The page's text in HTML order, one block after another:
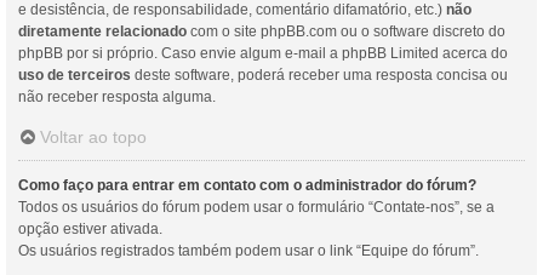
e desistência, de responsabilidade, comentário difamatório, etc.) não
diretamente relacionado com o site phpBB.com ou o software discreto do
phpBB por si próprio. Caso envie algum e-mail a phpBB Limited acerca do
uso de terceiros deste software, poderá receber uma resposta concisa ou
não receber resposta alguma.
Voltar ao topo
Como faço para entrar em contato com o administrador do fórum?
Todos os usuários do fórum podem usar o formulário “Contate-nos”, se a
opção estiver ativada.
Os usuários registrados também podem usar o link “Equipe do fórum”.